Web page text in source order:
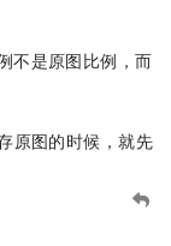
不是原图比例，而
原图的时候，就先